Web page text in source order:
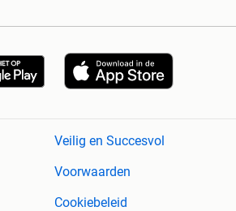
Veilig en Succesvol
Voorwaarden
Cookiebeleid